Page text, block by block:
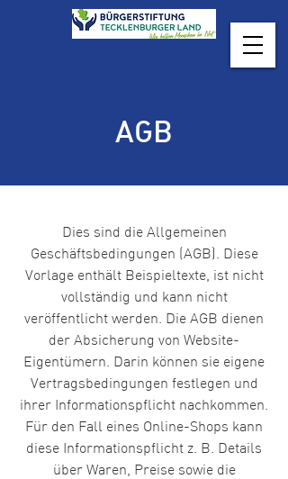
AGB
Dies sind die Allgemeinen
Geschäftsbedingungen (AGB). Diese
Vorlage enthält Beispieltexte, ist nicht
vollständig und kann nicht
veröffentlicht werden. Die AGB dienen
der Absicherung von Website-
Eigentümern. Darin können sie eigene
Vertragsbedingungen festlegen und
ihrer Informationspflicht nachkommen.
Für den Fall eines Online-Shops kann
diese Informationspflicht z. B. Details
über Waren, Preise sowie die